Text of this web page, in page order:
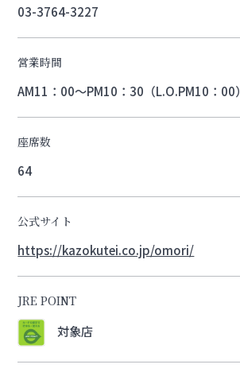
03-3764-3227
営業時間
AM11：00～PM10：30（L.O.PM10：00）
座席数
64
公式サイト
https://kazokutei.co.jp/omori/
JRE POINT
対象店